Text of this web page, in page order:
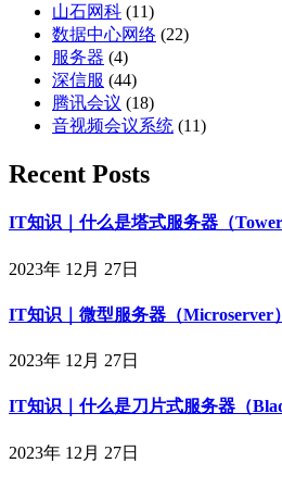
山石网科 (11)
数据中心网络 (22)
服务器 (4)
深信服 (44)
腾讯会议 (18)
音视频会议系统 (11)
Recent Posts
IT知识｜什么是塔式服务器（Tower
2023年 12月 27日
IT知识｜微型服务器（Microserver
2023年 12月 27日
IT知识｜什么是刀片式服务器（
2023年 12月 27日